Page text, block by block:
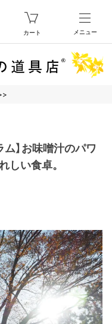
カート メニュー
ム】お味噌汁のパワ
しい食卓。